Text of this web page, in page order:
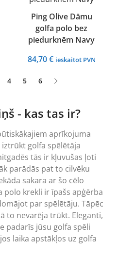
Ping Olive Dāmu
golfa polo bez
piedurknēm Navy
84,70€ ieskaitot PVN
4 5 6
- kas tas ir?
aprīkojuma
golfa spēlētāja
tās ir kļuvušas ļoti
parādās pat to cilvēku
sakara ar šo cēlo
polo krekli ir īpašs apģērba
par spēlētāju. Tāpēc
to nevarēja trūkt. Eleganti,
padarīs jūsu golfa spēli
laika apstākļos uz golfa